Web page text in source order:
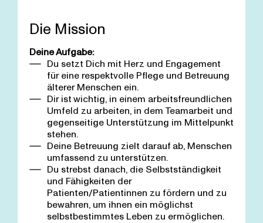
Die Mission
Deine Aufgabe:
Du setzt Dich mit Herz und Engagement
für eine respektvolle Pflege und Betreuung
älterer Menschen ein.
Dir ist wichtig, in einem arbeitsfreundlichen
Umfeld zu arbeiten, in dem Teamarbeit und
gegenseitige Unterstützung im Mittelpunkt
stehen.
Deine Betreuung zielt darauf ab, Menschen
umfassend zu unterstützen.
Du strebst danach, die Selbstständigkeit
und Fähigkeiten der
Patienten/Patientinnen zu fördern und zu
bewahren, um ihnen ein möglichst
selbstbestimmtes Leben zu ermöglichen.